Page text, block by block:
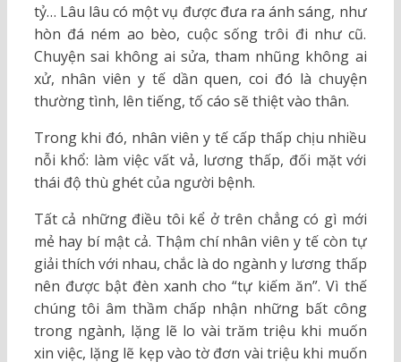
tỷ… Lâu lâu có một vụ được đưa ra ánh sáng, như
hòn đá ném ao bèo, cuộc sống trôi đi như cũ.
Chuyện sai không ai sửa, tham nhũng không ai
xử, nhân viên y tế dần quen, coi đó là chuyện
thường tình, lên tiếng, tố cáo sẽ thiệt vào thân.
Trong khi đó, nhân viên y tế cấp thấp chịu nhiều
nỗi khổ: làm việc vất vả, lương thấp, đối mặt với
thái độ thù ghét của người bệnh.
Tất cả những điều tôi kể ở trên chẳng có gì mới
mẻ hay bí mật cả. Thậm chí nhân viên y tế còn tự
giải thích với nhau, chắc là do ngành y lương thấp
nên được bật đèn xanh cho “tự kiếm ăn”. Vì thế
chúng tôi âm thầm chấp nhận những bất công
trong ngành, lặng lẽ lo vài trăm triệu khi muốn
xin việc, lặng lẽ kẹp vào tờ đơn vài triệu khi muốn